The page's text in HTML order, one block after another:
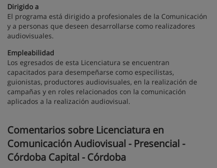
Dirigido a
El programa está dirigido a profesionales de la Comunicación
y a personas que deseen desarrollarse como realizadores
audiovisuales.
Empleabilidad
Los egresados de esta Licenciatura se encuentran
capacitados para desempeñarse como especilistas,
guionistas, productores audiovisuales, en la realización de
campañas y en roles relacionados con la comunicación
aplicados a la realización audiovisual.
Comentarios sobre Licenciatura en
Comunicación Audiovisual - Presencial -
Córdoba Capital - Córdoba